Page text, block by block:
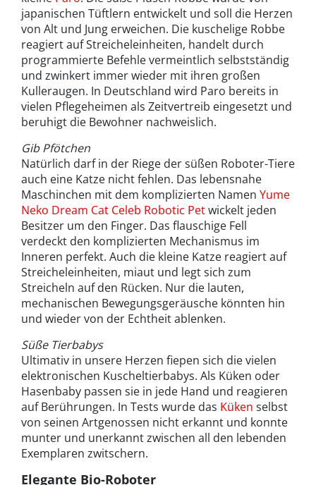
japanischen Tüftlern entwickelt und soll die Herzen
von Alt und Jung erweichen. Die kuschelige Robbe
reagiert auf Streicheleinheiten, handelt durch
programmierte Befehle vermeintlich selbstständig
und zwinkert immer wieder mit ihren großen
Kulleraugen. In Deutschland wird Paro bereits in
vielen Pflegeheimen als Zeitvertreib eingesetzt und
beruhigt die Bewohner nachweislich.
Gib Pfötchen
Natürlich darf in der Riege der süßen Roboter-Tiere
auch eine Katze nicht fehlen. Das lebensnahe
Maschinchen mit dem komplizierten Namen Yume
Neko Dream Cat Celeb Robotic Petwickelt jeden
Besitzer um den Finger. Das flauschige Fell
verdeckt den komplizierten Mechanismus im
Inneren perfekt. Auch die kleine Katze reagiert auf
Streicheleinheiten, miaut und legt sich zum
Streicheln auf den Rücken. Nur die lauten,
mechanischen Bewegungsgeräusche könnten hin
und wieder von der Echtheit ablenken.
Süße Tierbabys
Ultimativ in unsere Herzen fiepen sich die vielen
elektronischen Kuscheltierbabys. Als Küken oder
Hasenbaby passen sie in jede Hand und reagieren
auf Berührungen. In Tests wurde das Küken selbst
von seinen Artgenossen nicht erkannt und konnte
munter und unerkannt zwischen all den lebenden
Exemplaren zwitschern.
Elegante Bio-Roboter